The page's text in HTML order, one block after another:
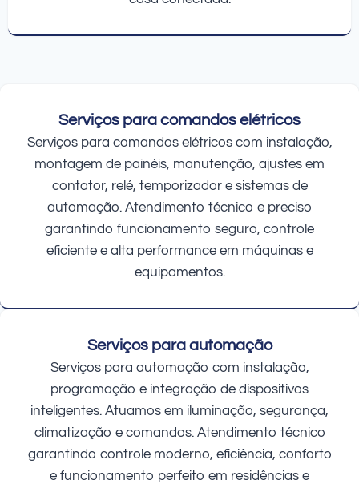
Serviços para comandos elétricos
Serviços para comandos elétricos com instalação,
montagem de painéis, manutenção, ajustes em
contator, relé, temporizador e sistemas de
automação. Atendimento técnico e preciso
garantindo funcionamento seguro, controle
eficiente e alta performance em máquinas e
equipamentos.
Serviços para automação
Serviços para automação com instalação,
programação e integração de dispositivos
inteligentes. Atuamos em iluminação, segurança,
climatização e comandos. Atendimento técnico
garantindo controle moderno, eficiência, conforto
e funcionamento perfeito em residências e